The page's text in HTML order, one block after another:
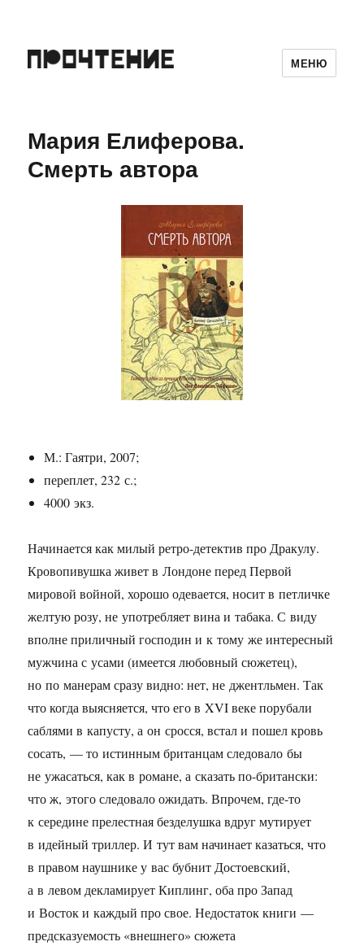
МЕНЮ
Мария Елиферова.
Смерть автора
М.: Гаятри, 2007;
переплет, 232 с.;
4000 экз.
Начинается как милый ретро-детектив про Дракулу.
Кровопивушка живет в Лондоне перед Первой
мировой войной, хорошо одевается, носит в петличке
желтую розу, не употребляет вина и табака. С виду
вполне приличный господин и к тому же интересный
мужчина с усами (имеется любовный сюжетец),
но по манерам сразу видно: нет, не джентльмен. Так
что когда выясняется, что его в XVI веке порубали
саблями в капусту, а он сросся, встал и пошел кровь
сосать, — то истинным британцам следовало бы
не ужасаться, как в романе, а сказать по-британски:
что ж, этого следовало ожидать. Впрочем, где-то
к середине прелестная безделушка вдруг мутирует
в идейный триллер. И тут вам начинает казаться, что
в правом наушнике у вас бубнит Достоевский,
а в левом декламирует Киплинг, оба про Запад
и Восток и каждый про свое. Недостаток книги —
предсказуемость «внешнего» сюжета